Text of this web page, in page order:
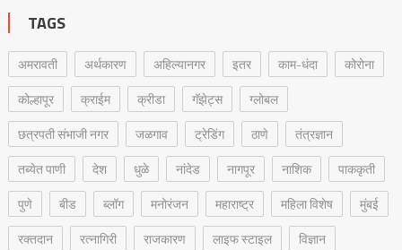
TAGS
अमरावती अर्थकारण अहिल्यानगर इतर काम-धंदा
कोरोना
कोल्हापूर
क्राईम क्रीडा गॅझेट्स
ग्लोबल
छत्रपती संभाजी नगर
जळगाव ट्रेडिंग ठाणे
तंत्रज्ञान
तब्येत पाणी
देश धुळे नांदेड नागपूर नाशिक
पाककृती
पुणे
बीड ब्लॉग मनोरंजन महाराष्ट्र महिला विशेष
मुंबई
रक्‍तदान
रत्नागिरी राजकारण लाइफ स्टाइल
विज्ञान